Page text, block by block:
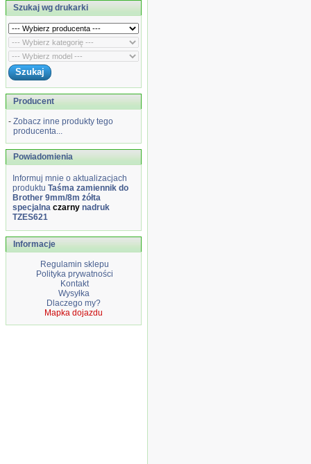
Szukaj wg drukarki
Producent
- Zobacz inne produkty tego
producenta...
Powiadomienia
Informuj mnie o aktualizacjach
produktu Taśma zamiennik do
Brother 9mm/8m żółta
specjalna czarny nadruk
TZES621
Informacje
Regulamin sklepu
Polityka prywatności
Kontakt
Wysyłka
Dlaczego my?
Mapka dojazdu